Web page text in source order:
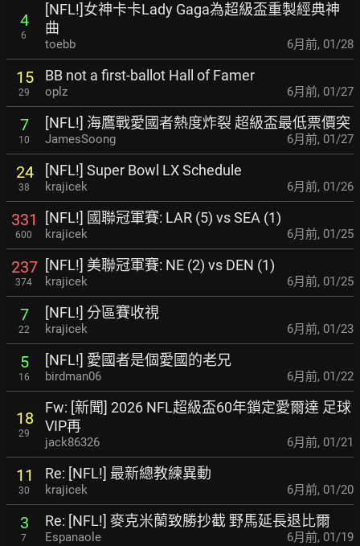
4
6
[NFL!]女神卡卡Lady Gaga為超級盃重製經典神
曲
toebb 6月前, 01/28
15
29
BB not a first-ballot Hall of Famer
oplz 6月前, 01/27
7
10
[NFL!] 海鷹戰愛國者熱度炸裂 超級盃最低票價突
JamesSoong 6月前, 01/27
24
38
[NFL!] Super Bowl LX Schedule
krajicek 6月前, 01/26
331
600
[NFL!] 國聯冠軍賽: LAR (5) vs SEA (1)
krajicek 6月前, 01/25
237
374
[NFL!] 美聯冠軍賽: NE (2) vs DEN (1)
krajicek 6月前, 01/25
7
22
[NFL!] 分區賽收視
krajicek 6月前, 01/23
5
16
[NFL!] 愛國者是個愛國的老兄
birdman06 6月前, 01/22
18
29
Fw: [新聞] 2026 NFL超級盃60年鎖定愛爾達 足球
VIP再
jack86326 6月前, 01/21
11
30
Re: [NFL!] 最新總教練異動
krajicek 6月前, 01/20
3
7
Re: [NFL!] 麥克米蘭致勝抄截 野馬延長退比爾
Espanaole 6月前, 01/19